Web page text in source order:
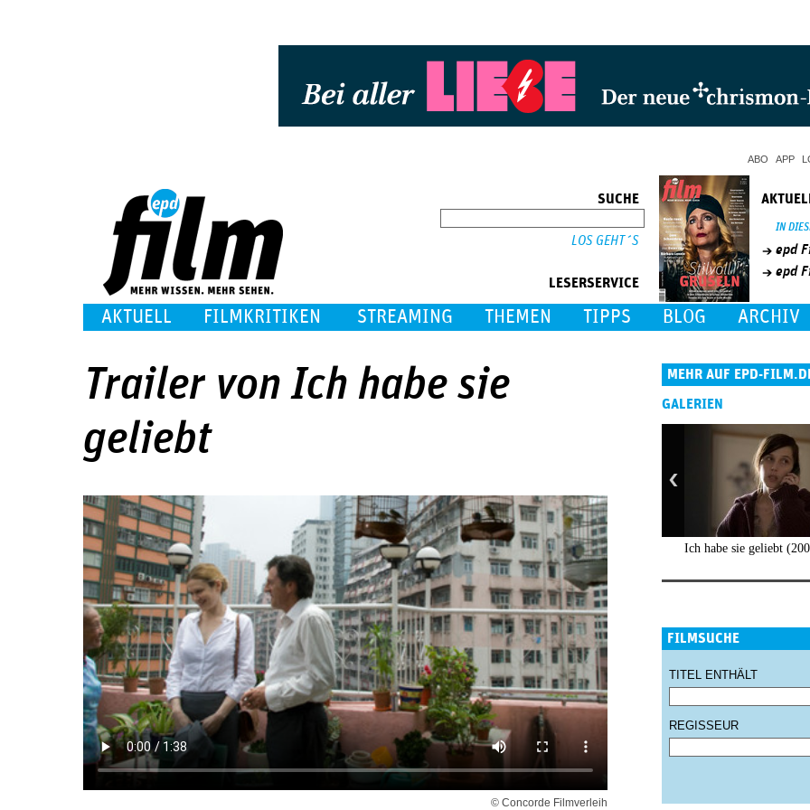
ABO APP
SUCHE
LESERSERVICE
IN
epd
epd
AKTUELL FILMKRITIKEN STREAMING THEMEN TIPPS BLOG ARCHIV
Trailer von Ich habe sie
geliebt
© Concorde Filmverleih
MEHR AUF EPD-
GALERIEN
Ich habe sie geliebt
FILMSUCHE
TITEL ENTHÄLT
REGISSEUR